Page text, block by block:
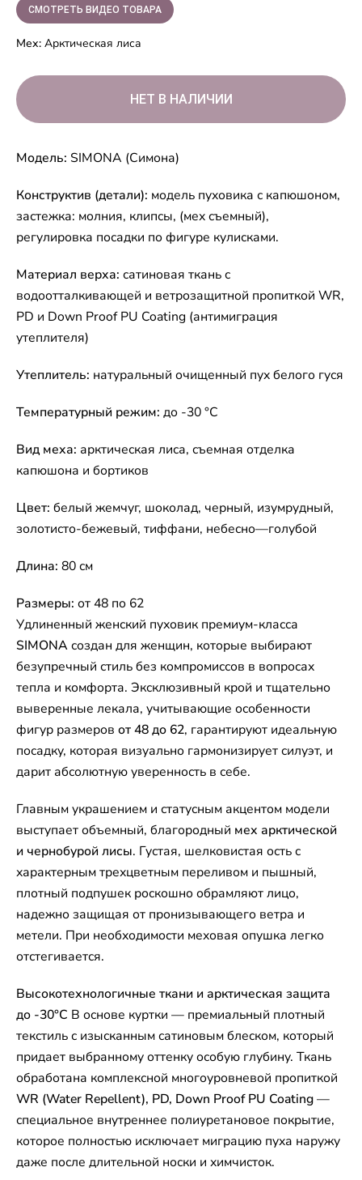
СМОТРЕТЬ ВИДЕО ТОВАРА
Мех: Арктическая лиса
Модель: SIMONA (Симона)
Конструктив (детали): модель пуховика с капюшоном,
застежка: молния, клипсы, (мех съемный),
регулировка посадки по фигуре кулисками.
Материал верха: сатиновая ткань с
водоотталкивающей и ветрозащитной пропиткой WR,
PD и Down Proof PU Coating (антимиграция
утеплителя)
Утеплитель: натуральный очищенный пух белого гуся
Температурный режим: до -30 °C
Вид меха: арктическая лиса, съемная отделка
капюшона и бортиков
Цвет: белый жемчуг, шоколад, черный, изумрудный,
золотисто-бежевый, тиффани, небесно—голубой
Длина: 80 см
Размеры: от 48 по 62
Удлиненный женский пуховик премиум-класса
SIMONAсоздан для женщин, которые выбирают
безупречный стиль без компромиссов в вопросах
тепла и комфорта. Эксклюзивный крой и тщательно
выверенные лекала, учитывающие особенности
фигур размеров от 48 до 62, гарантируют идеальную
посадку, которая визуально гармонизирует силуэт, и
дарит абсолютную уверенность в себе.
Главным украшением и статусным акцентом модели
выступает объемный, благородный мех арктической
и чернобурой лисы. Густая, шелковистая ость с
характерным трехцветным переливом и пышный,
плотный подпушек роскошно обрамляют лицо,
надежно защищая от пронизывающего ветра и
метели. При необходимости меховая опушка легко
отстегивается.
Высокотехнологичные ткани и арктическая защита
до -30°C В основе куртки — премиальный плотный
текстиль с изысканным сатиновым блеском, который
придает выбранному оттенку особую глубину. Ткань
обработана комплексной многоуровневой пропиткой
WR (Water Repellent), PD, Down Proof PU Coating—
специальное внутреннее полиуретановое покрытие,
которое полностью исключает миграцию пуха наружу
даже после длительной носки и химчисток.